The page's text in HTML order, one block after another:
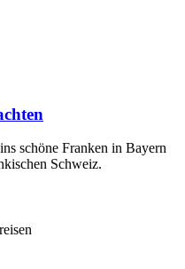
schöne Franken in Bayern
Schweiz.